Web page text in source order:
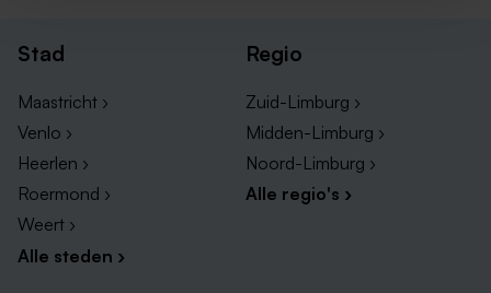
Stad
Maastricht ›
Venlo ›
Heerlen ›
Roermond ›
Weert ›
Alle steden ›
Regio
Zuid-Limburg ›
Midden-Limburg ›
Noord-Limburg ›
Alle regio's ›